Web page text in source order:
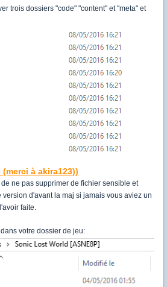
trois dossiers "code" "content" et "meta" et
à akira123))
ne pas supprimer de fichier sensible et
d'avant la maj si jamais vous aviez un
faite.
votre dossier de jeu: